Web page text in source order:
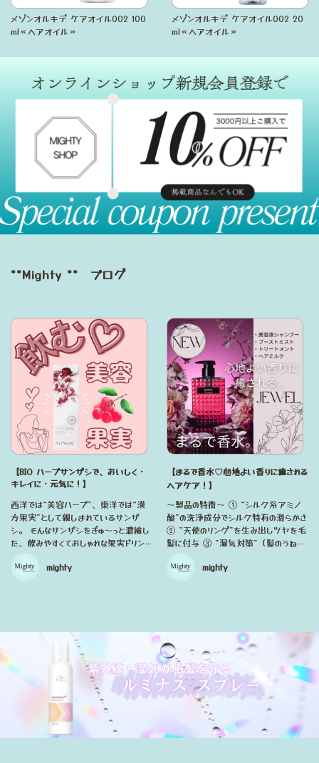
メゾンオルキデ ケアオイル002 100
ml≪ヘアオイル≫
メゾンオルキデ ケアオイル002 20
ml≪ヘアオイル≫
**Mighty ** ブログ
【BIO ハーブサンザシで、おいしく・
キレイに・元気に！】
西洋では“美容ハーブ”、東洋では“漢
方果実”として親しまれているサンザ
シ。 そんなサンザシをぎゅ～っと濃縮し
た、飲みやすくておしゃれな果実ドリン
リフェノールでエイジングケア ・天然
で割ってサンザシソーダに！ 寒い日
は…お湯で割ってホッとサンザシもおす
すめ！
mighty
【まるで香水♡心地よい香りに癒される
ヘアケア！】
～製品の特徴～ ① “シルク系アミノ
酸”の洗浄成分でシルク特有の滑らかさ
② ”天使のリング”を生み出しツヤを毛
髪に付与 ③ ”湿気対策”（髪のうね
給し、しなやかなのにうねりを抑え、つ
で、まるでサロン帰りのような髪質が得
られるヘアケア商品♡ また、香りも香
水のようで癒し効果も◎です！
mighty